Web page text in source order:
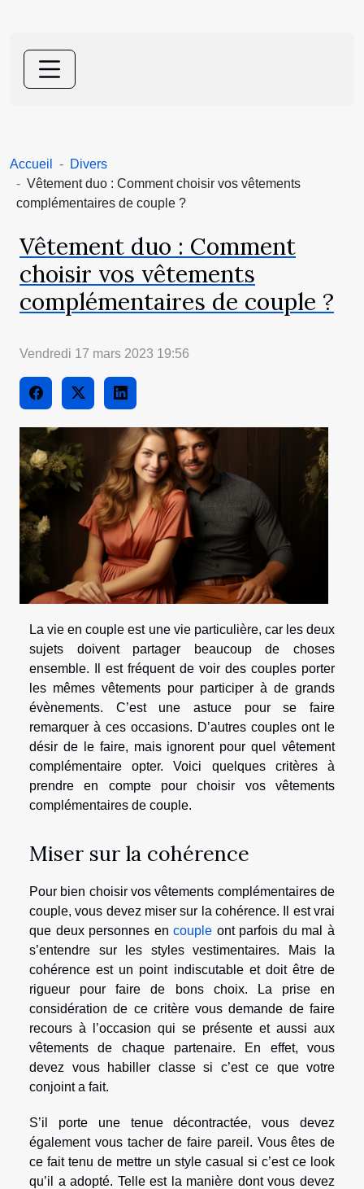
Accueil
Divers
Vêtement duo : Comment choisir vos vêtements
complémentaires de couple ?
Vêtement duo : Comment
choisir vos vêtements
complémentaires de couple ?
Vendredi 17 mars 2023 19:56
La vie en couple est une vie particulière, car les deux
sujets doivent partager beaucoup de choses
ensemble. Il est fréquent de voir des couples porter
les mêmes vêtements pour participer à de grands
évènements. C’est une astuce pour se faire
remarquer à ces occasions. D’autres couples ont le
désir de le faire, mais ignorent pour quel vêtement
complémentaire opter. Voici quelques critères à
prendre en compte pour choisir vos vêtements
complémentaires de couple.
Miser sur la cohérence
Pour bien choisir vos vêtements complémentaires de
couple, vous devez miser sur la cohérence. Il est vrai
que deux personnes encouple ont parfois du mal à
s’entendre sur les styles vestimentaires. Mais la
cohérence est un point indiscutable et doit être de
rigueur pour faire de bons choix. La prise en
considération de ce critère vous demande de faire
recours à l’occasion qui se présente et aussi aux
vêtements de chaque partenaire. En effet, vous
devez vous habiller classe si c’est ce que votre
conjoint a fait.
S’il porte une tenue décontractée, vous devez
également vous tacher de faire pareil. Vous êtes de
ce fait tenu de mettre un style casual si c’est ce look
qu’il a adopté. Telle est la manière dont vous devez